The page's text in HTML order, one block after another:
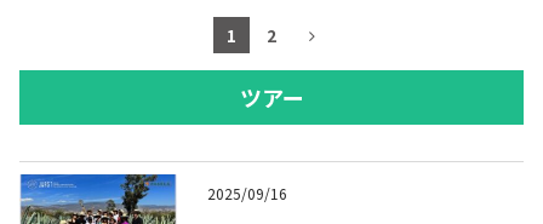
1 2
ツアー
2025/09/16